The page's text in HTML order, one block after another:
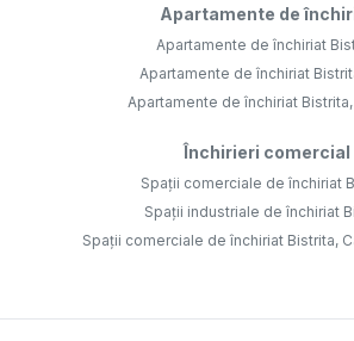
Apartamente de
Apartamente de închiriat
Apartamente de închiriat
Apartamente de închiriat
Închirieri comercial
Spații comerciale de închiriat
Spații industriale de închiriat
Spații comerciale de închiriat Bistrita,